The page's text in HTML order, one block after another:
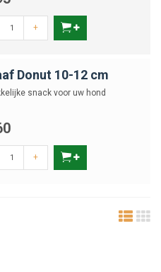
+
Donut 10-12 cm
snack voor uw hond
+